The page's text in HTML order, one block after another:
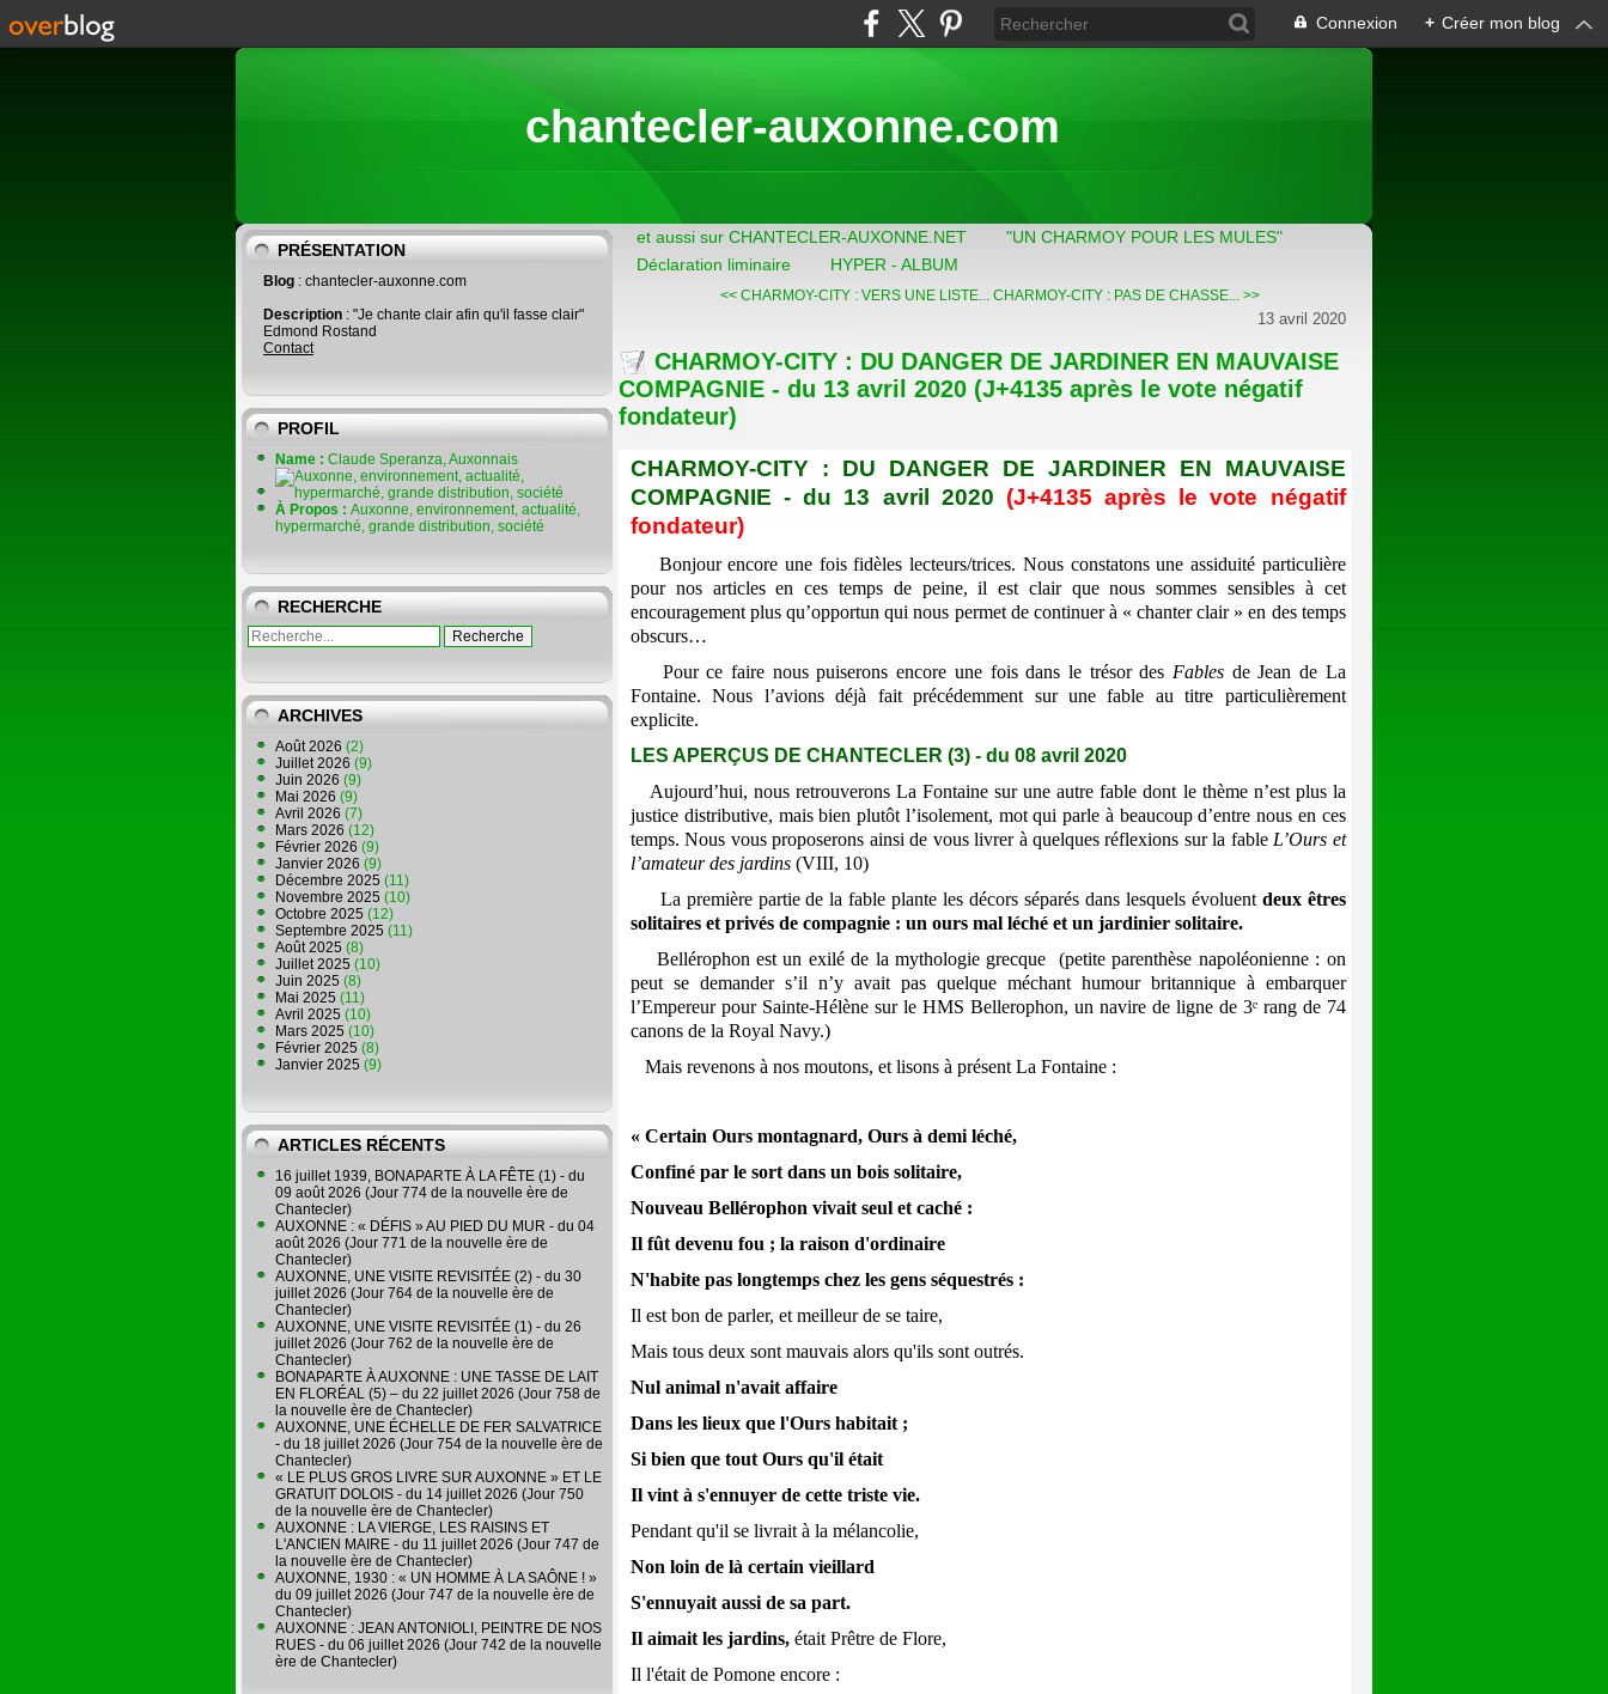
Connexion + Créer mon blog
chantecler-auxonne.com
PRÉSENTATION
Blog : chantecler-auxonne.com
Description : "Je chante clair afin qu'il fasse clair"
Edmond Rostand
Contact
PROFIL
Name : Claude Speranza, Auxonnais
À Propos : Auxonne, environnement, actualité,
hypermarché, grande distribution, société
RECHERCHE
ARCHIVES
Août 2026 (2)
Juillet 2026 (9)
Juin 2026 (9)
Mai 2026 (9)
Avril 2026 (7)
Mars 2026 (12)
Février 2026 (9)
Janvier 2026 (9)
Décembre 2025 (11)
Novembre 2025 (10)
Octobre 2025 (12)
Septembre 2025 (11)
Août 2025 (8)
Juillet 2025 (10)
Juin 2025 (8)
Mai 2025 (11)
Avril 2025 (10)
Mars 2025 (10)
Février 2025 (8)
Janvier 2025 (9)
ARTICLES RÉCENTS
16 juillet 1939, BONAPARTE À LA FÊTE (1) - du
09 août 2026 (Jour 774 de la nouvelle ère de
Chantecler)
AUXONNE : « DÉFIS » AU PIED DU MUR - du 04
août 2026 (Jour 771 de la nouvelle ère de
Chantecler)
AUXONNE, UNE VISITE REVISITÉE (2) - du 30
juillet 2026 (Jour 764 de la nouvelle ère de
Chantecler)
AUXONNE, UNE VISITE REVISITÉE (1) - du 26
juillet 2026 (Jour 762 de la nouvelle ère de
Chantecler)
BONAPARTE À AUXONNE : UNE TASSE DE LAIT
EN FLORÉAL (5) – du 22 juillet 2026 (Jour 758 de
la nouvelle ère de Chantecler)
AUXONNE, UNE ÉCHELLE DE FER SALVATRICE
- du 18 juillet 2026 (Jour 754 de la nouvelle ère de
Chantecler)
« LE PLUS GROS LIVRE SUR AUXONNE » ET LE
GRATUIT DOLOIS - du 14 juillet 2026 (Jour 750
de la nouvelle ère de Chantecler)
AUXONNE : LA VIERGE, LES RAISINS ET
L'ANCIEN MAIRE - du 11 juillet 2026 (Jour 747 de
la nouvelle ère de Chantecler)
AUXONNE, 1930 : « UN HOMME À LA SAÔNE ! »
du 09 juillet 2026 (Jour 747 de la nouvelle ère de
Chantecler)
AUXONNE : JEAN ANTONIOLI, PEINTRE DE NOS
RUES - du 06 juillet 2026 (Jour 742 de la nouvelle
ère de Chantecler)
et aussi sur CHANTECLER-AUXONNE.NET
"UN CHARMOY POUR LES MULES"
Déclaration liminaire
HYPER - ALBUM
<< CHARMOY-CITY : VERS UNE LISTE... CHARMOY-CITY : PAS DE CHASSE... >>
13 avril 2020
CHARMOY-CITY : DU DANGER DE JARDINER EN MAUVAISE
COMPAGNIE - du 13 avril 2020 (J+4135 après le vote négatif
fondateur)
CHARMOY-CITY : DU DANGER DE JARDINER EN MAUVAISE
COMPAGNIE - du 13 avril 2020 (J+4135 après le vote négatif
fondateur)
Bonjour encore une fois fidèles lecteurs/trices. Nous constatons une assiduité particulière
pour nos articles en ces temps de peine, il est clair que nous sommes sensibles à cet
encouragement plus qu’opportun qui nous permet de continuer à « chanter clair » en des temps
obscurs…
Pour ce faire nous puiserons encore une fois dans le trésor des Fablesde Jean de La
Fontaine. Nous l’avions déjà fait précédemment sur une fable au titre particulièrement
explicite.
LES APERÇUS DE CHANTECLER (3) - du 08 avril 2020
Aujourd’hui, nous retrouverons La Fontaine sur une autre fable dont le thème n’est plus la
justice distributive, mais bien plutôt l’isolement, mot qui parle à beaucoup d’entre nous en ces
temps. Nous vous proposerons ainsi de vous livrer à quelques réflexions sur la fable L’Ours et
l’amateur des jardins (VIII, 10)
La première partie de la fable plante les décors séparés dans lesquels évoluent deux êtres
solitaires et privés de compagnie : un ours mal léché et un jardinier solitaire.
Bellérophon est un exilé de la mythologie grecque (petite parenthèse napoléonienne : on
peut se demander s’il n’y avait pas quelque méchant humour britannique à embarquer
l’Empereur pour Sainte-Hélène sur le HMS Bellerophon, un navire de ligne de 3ᵉ rang de 74
canons de la Royal Navy.)
Mais revenons à nos moutons, et lisons à présent La Fontaine :
« Certain Ours montagnard, Ours à demi léché,
Confiné par le sort dans un bois solitaire,
Nouveau Bellérophon vivait seul et caché :
Il fût devenu fou ; la raison d'ordinaire
N'habite pas longtemps chez les gens séquestrés :
Il est bon de parler, et meilleur de se taire,
Mais tous deux sont mauvais alors qu'ils sont outrés.
Nul animal n'avait affaire
Dans les lieux que l'Ours habitait ;
Si bien que tout Ours qu'il était
Il vint à s'ennuyer de cette triste vie.
Pendant qu'il se livrait à la mélancolie,
Non loin de là certain vieillard
S'ennuyait aussi de sa part.
Il aimait les jardins, était Prêtre de Flore,
Il l'était de Pomone encore :